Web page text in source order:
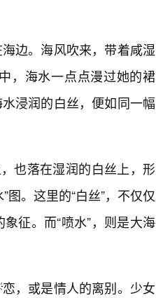
边。海风吹来，带着咸湿
，海水一点点漫过她的裙
浸润的白丝，便如同一幅
也落在湿润的白丝上，形
。这里的“白丝”，不仅仅
征。而“喷水”，则是大海
，或是情人的离别。少女